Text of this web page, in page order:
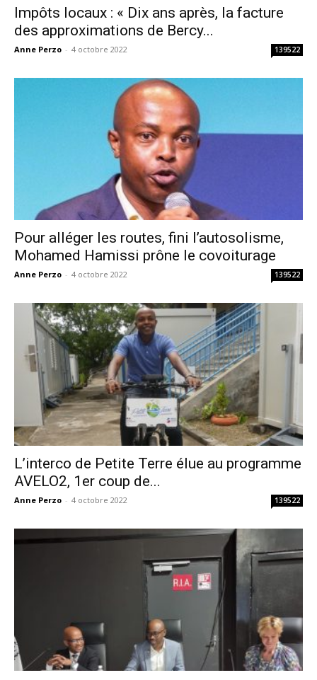
Impôts locaux : « Dix ans après, la facture
des approximations de Bercy...
Anne Perzo - 4 octobre 2022 139522
Pour alléger les routes, fini l’autosolisme,
Mohamed Hamissi prône le covoiturage
Anne Perzo - 4 octobre 2022 139522
L’interco de Petite Terre élue au programme
AVELO2, 1er coup de...
Anne Perzo - 4 octobre 2022 139522